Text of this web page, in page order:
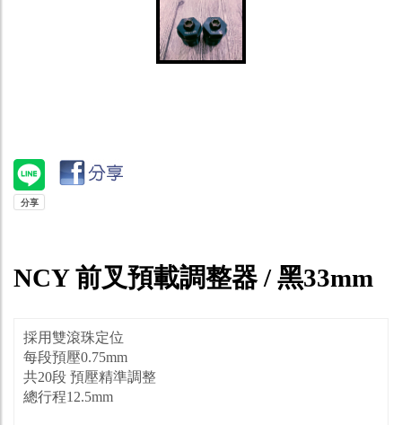
NCY 前叉預載調整器 / 黑33mm
採用雙滾珠定位
每段預壓0.75mm
共20段 預壓精準調整
總行程12.5mm